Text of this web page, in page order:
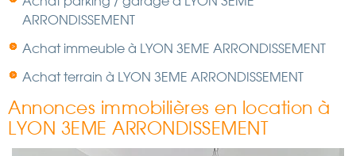
ARRONDISSEMENT
Achat immeuble à LYON 3EME ARRONDISSEMENT
Achat terrain à LYON 3EME ARRONDISSEMENT
Annonces immobilières en location à
LYON 3EME ARRONDISSEMENT